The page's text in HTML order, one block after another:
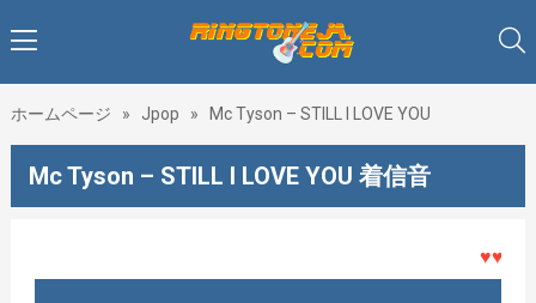
ホームページ » Jpop » Mc Tyson – STILL I LOVE YOU
Mc Tyson – STILL I LOVE YOU 着信音
♥♥♥着メ